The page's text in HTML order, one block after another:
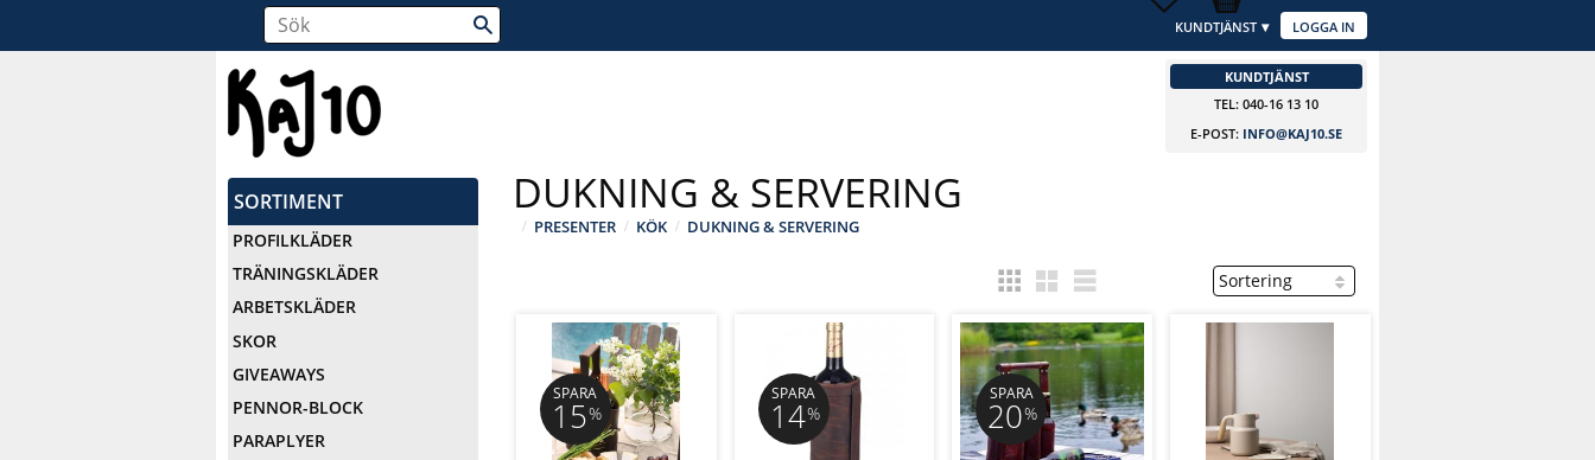
LOGGA IN
KUNDTJÄNST
KUNDTJÄNST
TEL: 040-16 13 10
E-POST: INFO@KAJ10.SE
DUKNING & SERVERING
PRESENTER KÖK DUKNING & SERVERING
SPARA
15%
SPARA
14%
SPARA
20%
SORTIMENT
PROFILKLÄDER
TRÄNINGSKLÄDER
ARBETSKLÄDER
SKOR
GIVEAWAYS
PENNOR-BLOCK
PARAPLYER